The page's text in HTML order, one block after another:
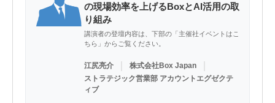
の現場効率を上げるBoxとAI活用の取
り組み
講演者の登壇内容は、下部の「主催社イベントはこ
ちら」からご覧ください。
江尻亮介 株式会社Box Japan
ストラテジック営業部 アカウントエグゼクテ
ィブ